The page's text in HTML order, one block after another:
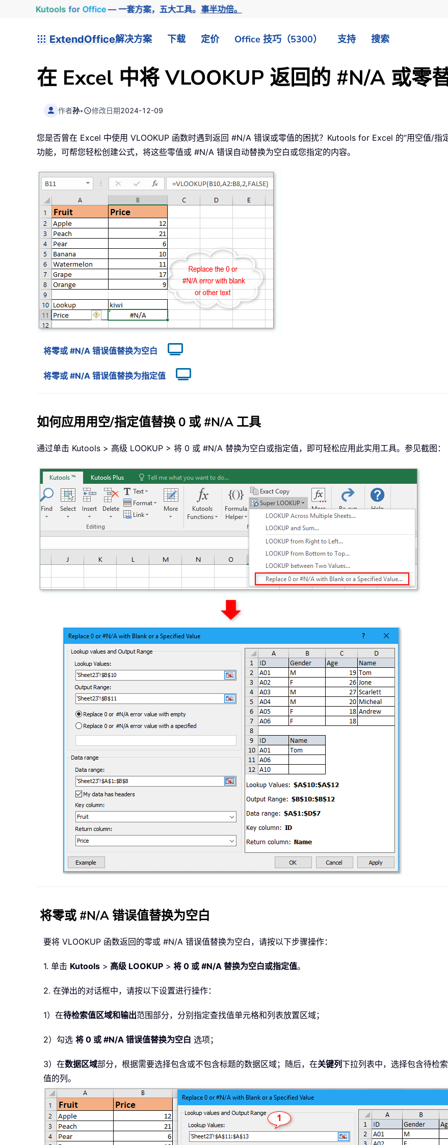
Kutools for Office— 一套方案，五大工具。事半功倍。
ExtendOffice解决方案 下载 定价 Office 技巧（5300） 支持 搜索
在 Excel 中将 VLOOKUP 返回的 #N/A 或零
作者孙• 修改日期2024-12-09
您是否曾在 Excel 中使用 VLOOKUP 函数时遇到返回 #N/A 错误或零值的困扰？Kutools for Excel 的“用空值/指
功能，可帮您轻松创建公式，将这些零值或 #N/A 错误自动替换为空白或您指定的内容。
将零或 #N/A 错误值替换为空白
将零或 #N/A 错误值替换为指定值
如何应用用空/指定值替换 0 或 #N/A 工具
通过单击 Kutools > 高级 LOOKUP > 将 0 或 #N/A 替换为空白或指定值，即可轻松应用此实用工具。参见截图：
将零或 #N/A 错误值替换为空白
要将 VLOOKUP 函数返回的零或 #N/A 错误值替换为空白，请按以下步骤操作：
1. 单击 Kutools > 高级 LOOKUP > 将 0 或 #N/A 替换为空白或指定值。
2. 在弹出的对话框中，请按以下设置进行操作：
1）在待检索值区域和输出范围部分，分别指定查找值单元格和列表放置区域；
2）勾选 将 0 或 #N/A 错误值替换为空白 选项；
3）在数据区域部分，根据需要选择包含或不包含标题的数据区域；随后，在关键列下拉列表中，选择包含待检
值的列。